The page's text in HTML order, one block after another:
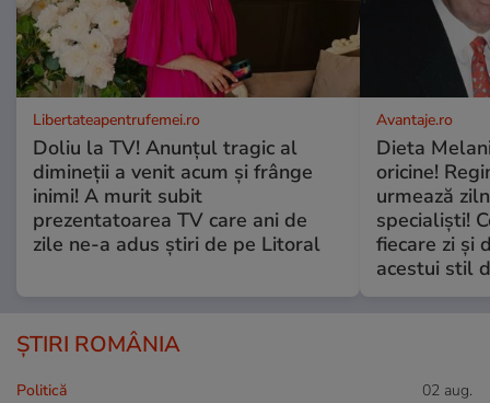
Libertateapentrufemei.ro
Doliu la TV! Anunțul tragic al
dimineții a venit acum și frânge
inimi! A murit subit
prezentatoarea TV care ani de
zile ne-a adus știri de pe Litoral
Avantaje.ro
Dieta
oricine!
urmează
specialiști!
fiecare zi și
acestui stil
ȘTIRI ROMÂNIA
Politică 02 aug.